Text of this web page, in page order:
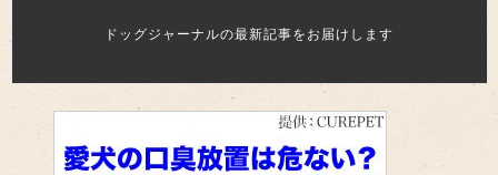
ドッグジャーナルの最新記事をお届けします